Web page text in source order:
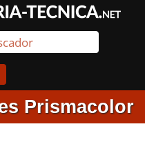
Prismacolor